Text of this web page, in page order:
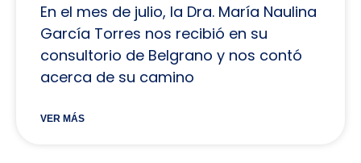
En el mes de julio, la Dra. María Naulina
García Torres nos recibió en su
consultorio de Belgrano y nos contó
acerca de su camino
VER MÁS